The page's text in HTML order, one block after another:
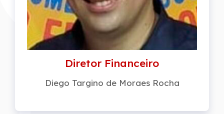
Diretor Financeiro
Diego Targino de Moraes Rocha